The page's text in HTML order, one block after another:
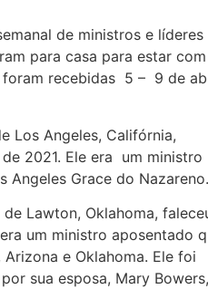
de ministros e líderes
para casa para estar
foram recebidas 5 – 9 de
Los Angeles, Califórnia,
2021. Ele era um ministro
Angeles Grace do
de Lawton, Oklahoma,
um ministro aposentado
e Oklahoma. Ele foi
sua esposa, Mary Bowers,